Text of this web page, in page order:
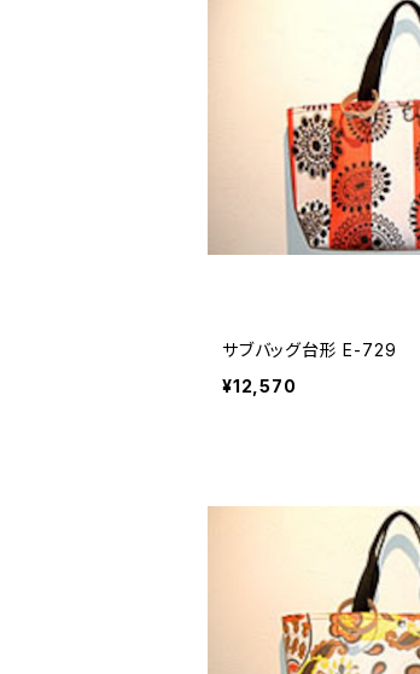
サブバッグ台形 E-729
¥12,570